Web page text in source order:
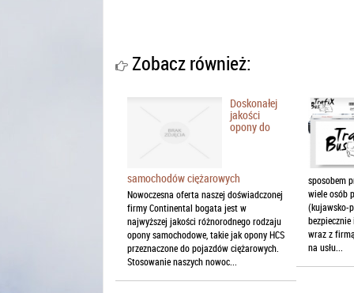
Zobacz również:
Doskonałej
jakości
opony do
samochodów ciężarowych
Nowoczesna oferta naszej doświadczonej
firmy Continental bogata jest w
najwyższej jakości różnorodnego rodzaju
opony samochodowe, takie jak opony HCS
przeznaczone do pojazdów ciężarowych.
Stosowanie naszych nowoc...
sposobem
wiele osób
(kujawsko-
wraz z
na usłu...